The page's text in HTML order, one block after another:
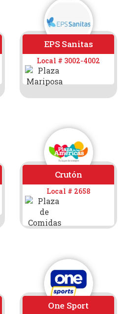
EPS Sanitas
Local # 3002-4002
Crutón
Local # 2658
One Sport